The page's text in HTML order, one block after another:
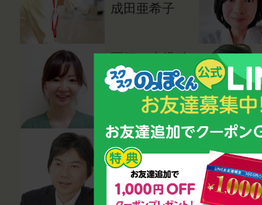
成田亜希子
医師（小児科
医）
湯田貴江
心理カウンセ
ラー・講師
鈴木雅幸